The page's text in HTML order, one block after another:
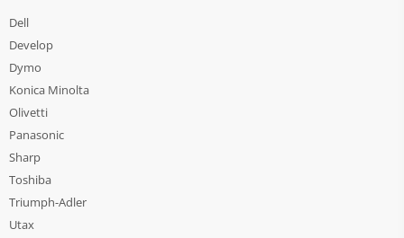
Dell
Develop
Dymo
Konica Minolta
Olivetti
Panasonic
Sharp
Toshiba
Triumph-Adler
Utax